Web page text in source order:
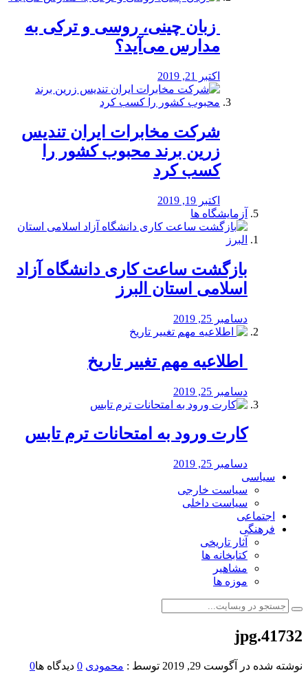
️ زبان چینی، روسی و ترکی به
مدارس می‌آید؟
اکتبر 21, 2019
شرکت مخابرات ایران تندیس
زرین برند محبوب کشور را
کسب کرد
اکتبر 19, 2019
آزمایشگاه ها
بازگشت ساعت کاری دانشگاه آزاد
اسلامی استان البرز
دسامبر 25, 2019
️ اطلاعیه مهم تغییر تاریخ
دسامبر 25, 2019
کارت ورود به امتحانات ترم تابس
دسامبر 25, 2019
سیاسی
سیاست خارجی
سیاست داخلی
اجتماعی
فرهنگی
آثار تاریخی
کتابخانه ها
مشاهیر
موزه ها
41732.jpg
نوشته شده در آگوست 29, 2019 توسط : محمودی 0 دیدگاه ها0